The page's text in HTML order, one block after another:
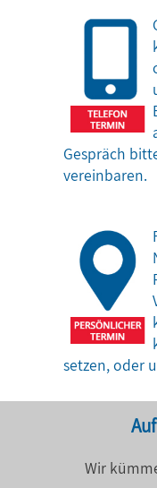
Gespräch
vereinbaren.
setzen, oder
Wir